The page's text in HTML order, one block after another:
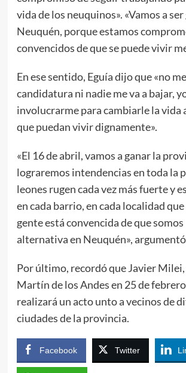
vida de los neuquinos». «Vamos a
Neuquén, porque estamos
convencidos de que se puede vivir
En ese sentido, Eguía dijo que «no
candidatura ni nadie me va a bajar,
involucrarme para cambiarle la vida
que puedan vivir dignamente».
«El 16 de abril, vamos a ganar la
lograremos intendencias en toda la
leones rugen cada vez más fuerte y
en cada barrio, en cada localidad
gente está convencida de que somos
alternativa en Neuquén»,
Por último, recordó que Javier Milei,
Martín de los Andes en 25 de
realizará un acto unto a vecinos de
ciudades de la provincia.
Facebook Twitter